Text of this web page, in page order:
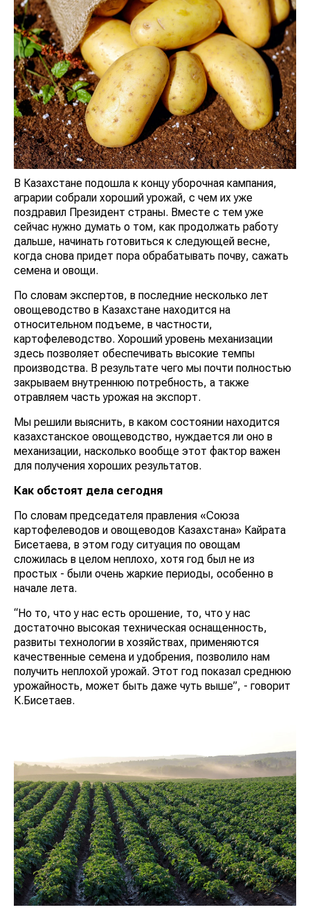
В Казахстане подошла к концу уборочная кампания,
аграрии собрали хороший урожай, с чем их уже
поздравил Президент страны. Вместе с тем уже
сейчас нужно думать о том, как продолжать работу
дальше, начинать готовиться к следующей весне,
когда снова придет пора обрабатывать почву, сажать
семена и овощи.
По словам экспертов, в последние несколько лет
овощеводство в Казахстане находится на
относительном подъеме, в частности,
картофелеводство. Хороший уровень механизации
здесь позволяет обеспечивать высокие темпы
производства. В результате чего мы почти полностью
закрываем внутреннюю потребность, а также
отравляем часть урожая на экспорт.
Мы решили выяснить, в каком состоянии находится
казахстанское овощеводство, нуждается ли оно в
механизации, насколько вообще этот фактор важен
для получения хороших результатов.
Как обстоят дела сегодня
По словам председателя правления «Союза
картофелеводов и овощеводов Казахстана» Кайрата
Бисетаева, в этом году ситуация по овощам
сложилась в целом неплохо, хотя год был не из
простых - были очень жаркие периоды, особенно в
начале лета.
“Но то, что у нас есть орошение, то, что у нас
достаточно высокая техническая оснащенность,
развиты технологии в хозяйствах, применяются
качественные семена и удобрения, позволило нам
получить неплохой урожай. Этот год показал среднюю
урожайность, может быть даже чуть выше”, - говорит
К.Бисетаев.